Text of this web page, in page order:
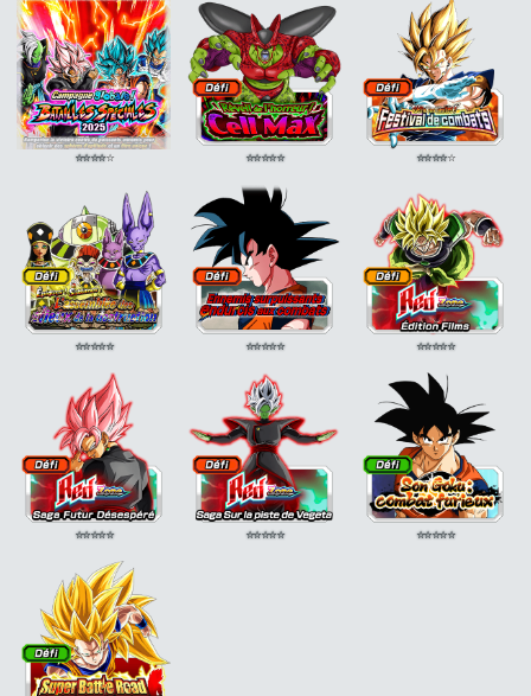
⭐⭐⭐⭐⭐ ⭐⭐⭐⭐⭐ ⭐⭐⭐⭐⭐
⭐⭐⭐⭐⭐ ⭐⭐⭐⭐⭐ ⭐⭐⭐⭐⭐
⭐⭐⭐⭐⭐ ⭐⭐⭐⭐⭐ ⭐⭐⭐⭐⭐